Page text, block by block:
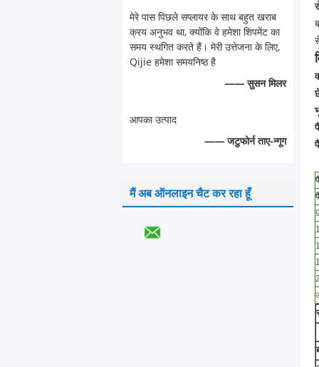
मेरे पास पिछले सप्लायर के साथ बहुत खराब
क्रय अनुभव था, क्योंकि वे हमेशा शिपमेंट का
समय स्थगित करते हैं। मेरी उत्तेजना के लिए,
Qijie हमेशा समयनिष्ठ है
—— सुसन मिलर
आपका उत्पाद
—— जटुफोर्न ताए-न्गूग
मैं अब ऑनलाइन चैट कर रहा हूँ